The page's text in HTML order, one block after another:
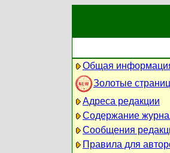
Общая
Золотые
Адреса редакции
Содержание
Сообщения
Правила для